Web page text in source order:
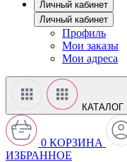
Личный кабинет
Личный кабинет
Профиль
Мои заказы
Мои адреса
КАТАЛОГ
0 КОРЗИНА
ИЗБРАННОЕ